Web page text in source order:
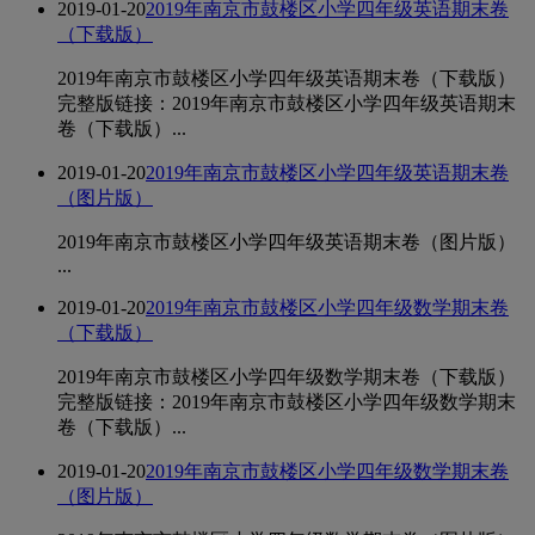
2019-01-202019年南京市鼓楼区小学四年级英语期末卷
（下载版）
2019年南京市鼓楼区小学四年级英语期末卷（下载版）
完整版链接：2019年南京市鼓楼区小学四年级英语期末
卷（下载版）...
2019-01-202019年南京市鼓楼区小学四年级英语期末卷
（图片版）
2019年南京市鼓楼区小学四年级英语期末卷（图片版）
...
2019-01-202019年南京市鼓楼区小学四年级数学期末卷
（下载版）
2019年南京市鼓楼区小学四年级数学期末卷（下载版）
完整版链接：2019年南京市鼓楼区小学四年级数学期末
卷（下载版）...
2019-01-202019年南京市鼓楼区小学四年级数学期末卷
（图片版）